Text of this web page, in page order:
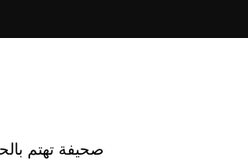
صحيفة تهتم